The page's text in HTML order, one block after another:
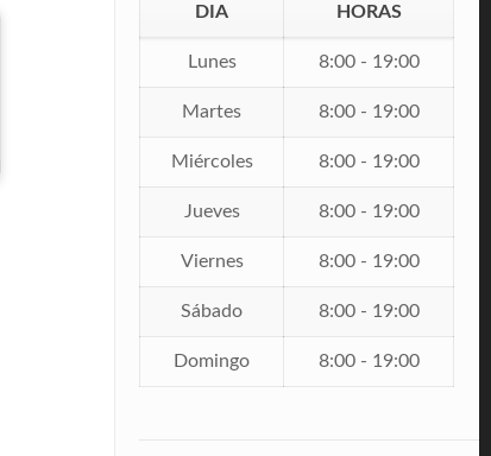
DIA HORAS
Lunes 8:00 - 19:00
Martes 8:00 - 19:00
Miércoles 8:00 - 19:00
Jueves 8:00 - 19:00
Viernes 8:00 - 19:00
Sábado 8:00 - 19:00
Domingo 8:00 - 19:00